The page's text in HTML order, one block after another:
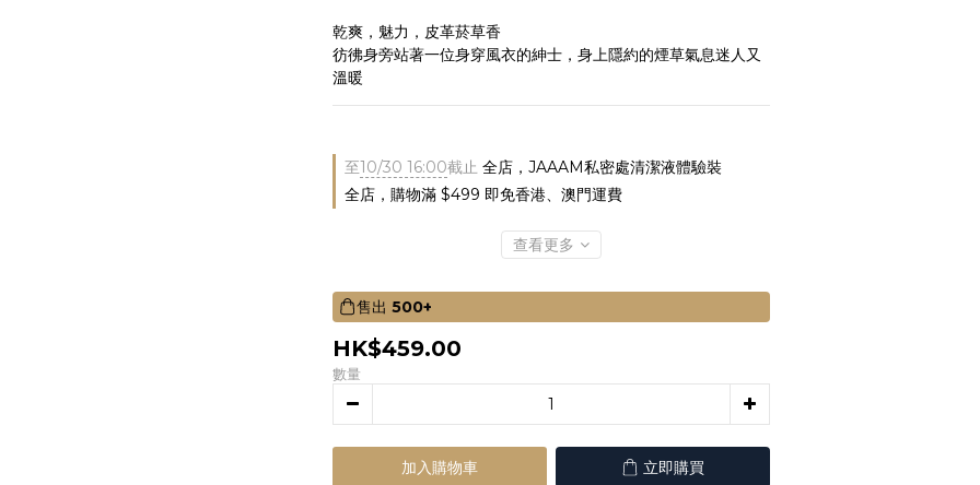
乾爽，魅力，皮革菸草香
彷彿身旁站著一位身穿風衣的紳士，身上隱約的煙草氣息迷人又
溫暖
至10/30 16:00截止 全店，JAAAM私密處清潔液體驗裝
全店，購物滿 $499 即免香港、澳門運費
查看更多
售出 500+
HK$459.00
數量
加入購物車 立即購買